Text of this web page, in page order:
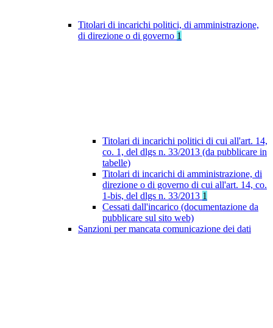
Titolari di incarichi politici, di amministrazione,
di direzione o di governo 1
Titolari di incarichi politici di cui all'art. 14,
co. 1, del dlgs n. 33/2013 (da pubblicare in
tabelle)
Titolari di incarichi di amministrazione, di
direzione o di governo di cui all'art. 14, co.
1-bis, del dlgs n. 33/2013 1
Cessati dall'incarico (documentazione da
pubblicare sul sito web)
Sanzioni per mancata comunicazione dei dati